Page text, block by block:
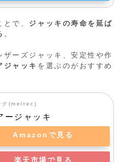
で、 ジャッキの寿命を延ば
。
ザーズジャッキ、安定性や作
ジャッキ を選ぶのがおすすめ
ク(meltec)
ージャッキ
Amazonで見る
楽天市場で見る